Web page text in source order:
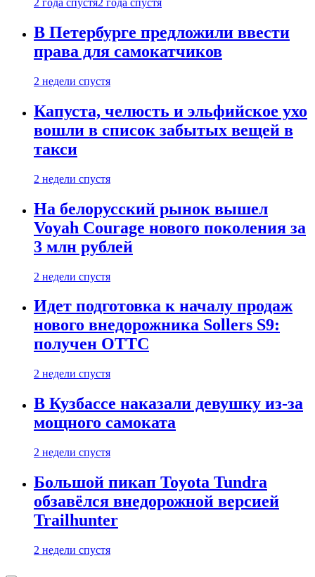
2 года спустя2 года спустя
В Петербурге предложили ввести
права для самокатчиков
2 недели спустя
Капуста, челюсть и эльфийское ухо
вошли в список забытых вещей в
такси
2 недели спустя
На белорусский рынок вышел
Voyah Courage нового поколения за
3 млн рублей
2 недели спустя
Идет подготовка к началу продаж
нового внедорожника Sollers S9:
получен ОТТС
2 недели спустя
В Кузбассе наказали девушку из-за
мощного самоката
2 недели спустя
Большой пикап Toyota Tundra
обзавёлся внедорожной версией
Trailhunter
2 недели спустя